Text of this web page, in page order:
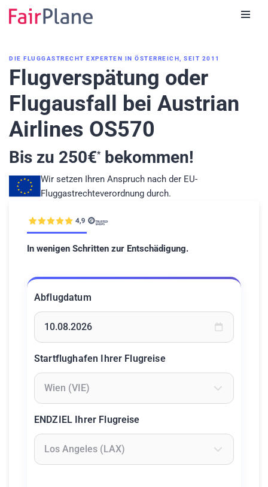
DIE FLUGGASTRECHT EXPERTEN IN ÖSTERREICH, SEIT 2011
Flugverspätung oder
Flugausfall bei Austrian
Airlines OS570
Bis zu 250€*bekommen!
Wir setzen Ihren Anspruch nach der EU-
Fluggastrechteverordnung durch.
In wenigen Schritten zur Entschädigung.
Abflugdatum
Startflughafen Ihrer Flugreise
ENDZIEL Ihrer Flugreise